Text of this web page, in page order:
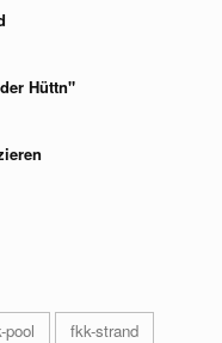
Hüttn"
pool fkk-strand